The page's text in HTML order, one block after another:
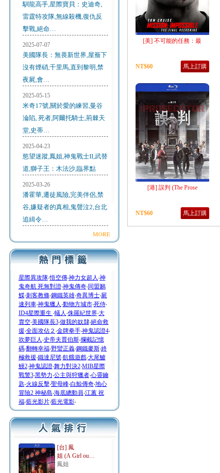
馴龍高手,星際寶貝：史迪奇,
雷霆特攻隊,無線殺機,復仇反
擊戰,絕命…
2025-07-07
美國隊長：無畏新世界,屋簷下
沒有煙硝,千里馬,直到黎明,禁
夜屍,會…
2025-05-15
米奇17號,關於愛的練習,曼谷
淪陷, 死者,阿爾托騎士,荊棘天
堂,史蒂…
2025-04-23
慾望迷蹤,鳳姐,神鬼戰士II,武替
道,獅子王：木法沙,臨界點
2025-03-26
潘霍華,遷徒風險,完美伴侶,禁
谷,嫌疑者的真相,鬼聲泣2,台北
追緝令…
MORE
星際異攻隊‧悟空傳‧神力女超人 ‧神
鬼奇航 死無對證‧神鬼傳奇‧同盟鶼
鰈‧刺客教條‧鋼鐵英雄‧奇異博士‧屍
速列車‧神鬼獵人 ‧動物方城市‧死侍‧
ID4星際重生 ‧蟻人 ‧侏羅紀世界‧大
賣空‧美國隊長3‧做我的奴隸‧絕命救
援‧全面攻佔２ ‧金牌拳手‧神鬼認證4‧
吹夢巨人 ‧史帝夫賈伯斯‧攔截記憶
碼‧翻轉幸福‧野蠻正義‧鋼鐵麥斯‧終
極救援‧鐵達尼號‧飢餓遊戲‧大尾鱸
鰻2‧神鬼認證‧舞力對決2‧MIB星際
戰警3‧黑勢力‧公主與狩獵者‧心靈鑰
匙‧火線反擊‧聖母峰‧白鯨傳奇‧地心
冒險2 神秘島‧海底總動員‧江蕙 祝
福‧藍光影片‧藍光電影‧
[台] 鳳
姐 (A Girl ou…
鳳姐
[美] 不可能的任務：最
NT$60 馬上訂購
[港] 誤判 (The Prose
NT$60 馬上訂購